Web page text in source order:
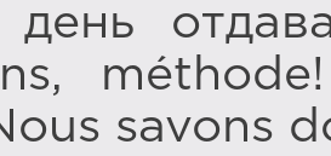
savons